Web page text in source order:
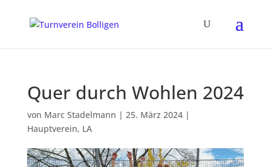
Quer durch Wohlen 2024
von Marc Stadelmann | 25. März 2024|
Hauptverein, LA